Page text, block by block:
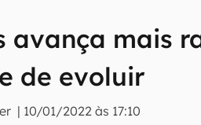
avança mais
de evoluir
| 10/01/2022 às 17:10
e reviews sobre tecnologia